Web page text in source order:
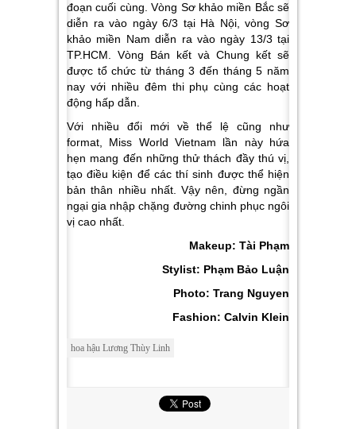
đoạn cuối cùng. Vòng Sơ khảo miền Bắc sẽ
diễn ra vào ngày 6/3 tại Hà Nội, vòng Sơ
khảo miền Nam diễn ra vào ngày 13/3 tại
TP.HCM. Vòng Bán kết và Chung kết sẽ
được tổ chức từ tháng 3 đến tháng 5 năm
nay với nhiều đêm thi phụ cùng các hoạt
động hấp dẫn.
Với nhiều đổi mới về thể lệ cũng như
format, Miss World Vietnam lần này hứa
hẹn mang đến những thử thách đầy thú vị,
tạo điều kiện để các thí sinh được thể hiện
bản thân nhiều nhất. Vậy nên, đừng ngần
ngại gia nhập chặng đường chinh phục ngôi
vị cao nhất.
Makeup: Tài Phạm
Stylist: Phạm Bảo Luận
Photo: Trang Nguyen
Fashion: Calvin Klein
hoa hậu Lương Thùy Linh